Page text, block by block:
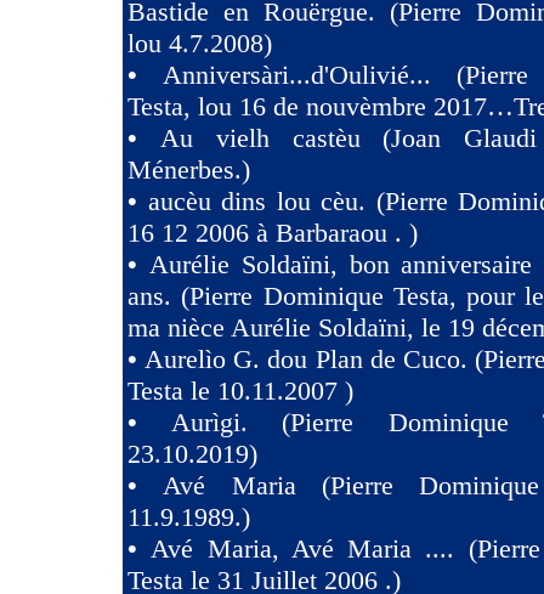
Bastide en Rouërgue. (Pierre
lou 4.7.2008)
• Anniversàri...d'Oulivié...
Testa, lou 16 de nouvèmbre
• Au vielh castèu (Joan
Ménerbes.)
• aucèu dins lou cèu. (Pierre
16 12 2006 à Barbaraou . )
• Aurélie Soldaïni, bon
ans. (Pierre Dominique Testa, pour
ma nièce Aurélie Soldaïni, le 19
•Aurelìo G. dou Plan de Cuco.
Testa le 10.11.2007 )
•Aurìgi. (Pierre Dominique
23.10.2019)
•Avé Maria (Pierre
11.9.1989.)
•Avé Maria, Avé Maria ....
Testa le 31 Juillet 2006 .)